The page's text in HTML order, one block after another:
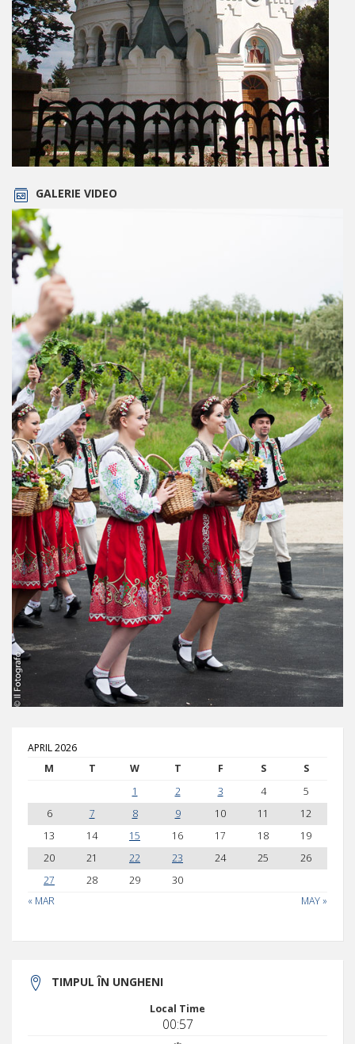
GALERIE VIDEO
APRIL 2026
M
T W T F S S
« MAR MAY »
1 2 3 4
5
6
7 8 9 10 11
12
13
14 15 16 17 18
19
20
21 22 23 24 25
26
27
28 29 30
TIMPUL ÎN UNGHENI
Local Time
00:57